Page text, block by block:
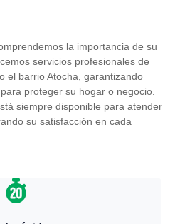
la importancia de su
servicios profesionales de
el barrio Atocha, garantizando
proteger su hogar o negocio.
siempre disponible para atender
su satisfacción en cada